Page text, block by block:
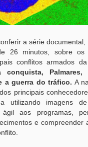
a série documental,
26 minutos, sobre
conflitos armados
conquista, Palmares,
a guerra do tráfico. A
principais
utilizando imagens
aos programas,
e compreender